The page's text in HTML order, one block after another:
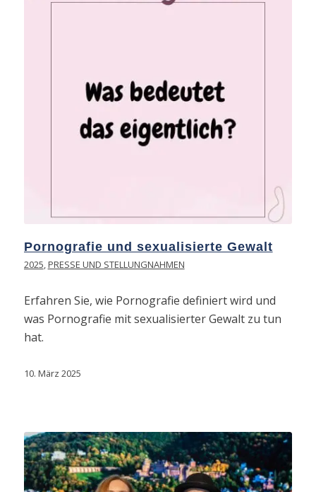
Pornografie und sexualisierte Gewalt
2025,PRESSE UND STELLUNGNAHMEN
Erfahren Sie, wie Pornografie definiert wird und
was Pornografie mit sexualisierter Gewalt zu tun
hat.
10. März 2025